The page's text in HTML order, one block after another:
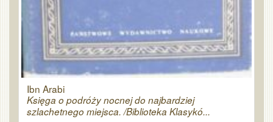
Ibn Arabi
Księga o podróży nocnej do najbardziej
szlachetnego miejsca. /Biblioteka Klasykó...